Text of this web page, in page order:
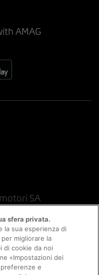
AMAG
SA
giuridiche
legali
sfera privata.
la sua esperienza di
migliorare la
di cookie da noi
«Impostazioni dei
e